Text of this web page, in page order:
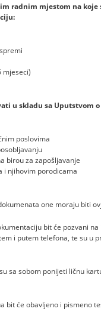
radnim mjestom na
mjeseci)
u skladu sa Uputstvom
poslovima
birou za zapošljavanje
i njihovim porodicama
one moraju biti
bit će pozvani
i putem telefona, te su u
sa sobom ponijeti ličnu
bit će obavljeno i pismeno